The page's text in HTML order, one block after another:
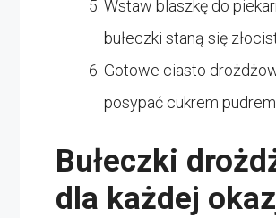
Wstaw blaszkę do
bułeczki staną się
Gotowe ciasto
posypać cukrem
Bułeczki
dla każdej